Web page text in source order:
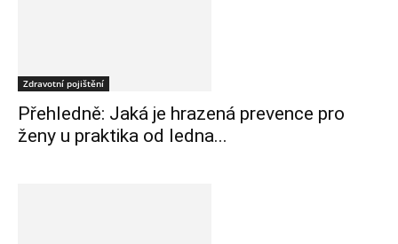
Zdravotní pojištění
Přehledně: Jaká je hrazená prevence pro
ženy u praktika od ledna...